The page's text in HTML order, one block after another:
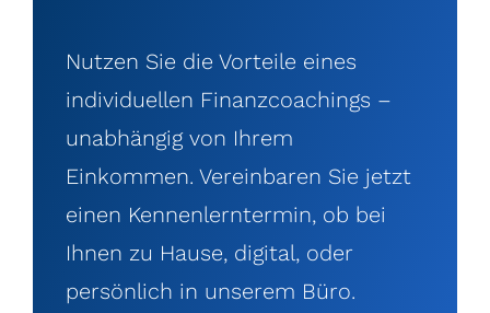
Nutzen Sie die Vorteile eines
individuellen Finanzcoachings –
unabhängig von Ihrem
Einkommen. Vereinbaren Sie jetzt
einen Kennenlerntermin, ob bei
Ihnen zu Hause, digital, oder
persönlich in unserem Büro.